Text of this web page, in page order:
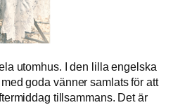
utomhus. I den lilla engelska
goda vänner samlats för att
tillsammans. Det är